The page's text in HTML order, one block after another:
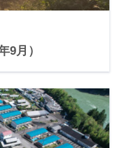
9月）